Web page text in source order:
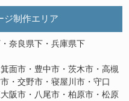
制作エリア
奈良県下・兵庫県下
面市・豊中市・茨木市・高槻
・交野市・寝屋川市・守口
阪市・八尾市・柏原市・松原